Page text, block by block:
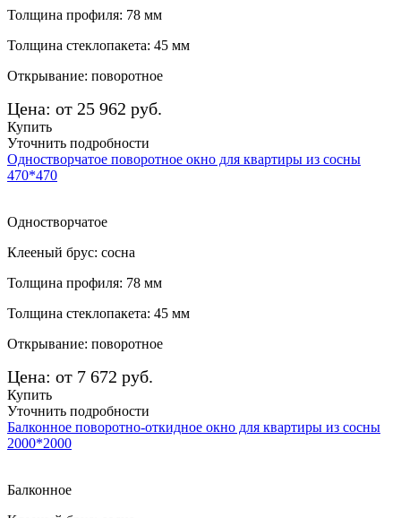
Толщина профиля: 78 мм
Толщина стеклопакета: 45 мм
Открывание: поворотное
Цена: от 25 962 руб.
Купить
Уточнить подробности
Одностворчатое поворотное окно для квартиры из сосны
470*470
Одностворчатое
Клееный брус: сосна
Толщина профиля: 78 мм
Толщина стеклопакета: 45 мм
Открывание: поворотное
Цена: от 7 672 руб.
Купить
Уточнить подробности
Балконное поворотно-откидное окно для квартиры из сосны
2000*2000
Балконное